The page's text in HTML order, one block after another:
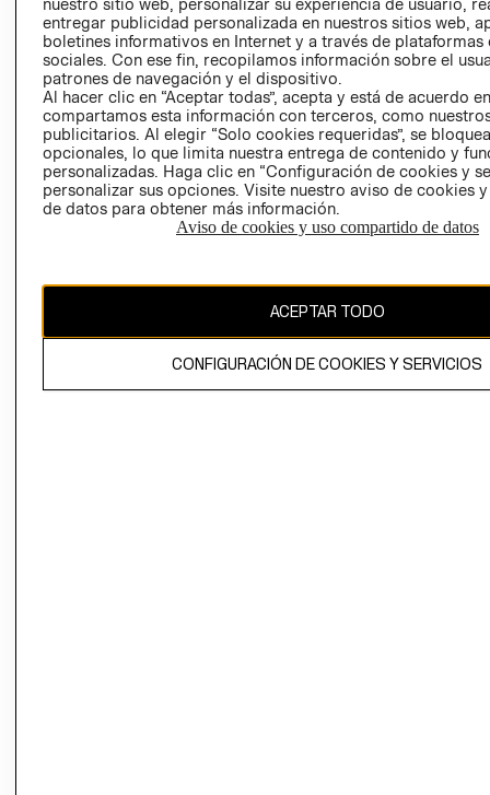
GIFT CARD
AVISO DE
El contenido de esta página web está protegido por copyright y es
entregar publicidad personalizada en nuestros sitios web,
boletines informativos en Internet y a través de plataformas
sociales. Con ese fin, recopilamos información sobre el
patrones de navegación y el dispositivo.
Al hacer clic en “Aceptar todas”, acepta y está de acuerdo
compartamos esta información con terceros, como
publicitarios. Al elegir “Solo cookies requeridas”, se
opcionales, lo que limita nuestra entrega de contenido y
personalizadas. Haga clic en “Configuración de cookies y
personalizar sus opciones. Visite nuestro aviso de cookies
de datos para obtener más información.
Aviso de cookies y uso compartido de datos
ACEPTAR TODO
CONFIGURACIÓN DE COOKIES Y SERVICIOS